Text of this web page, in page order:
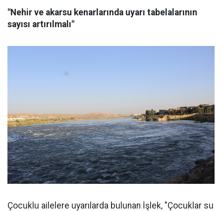
"Nehir ve akarsu kenarlarında uyarı tabelalarının
sayısı artırılmalı"
Çocuklu ailelere uyarılarda bulunan İşlek, "Çocuklar su